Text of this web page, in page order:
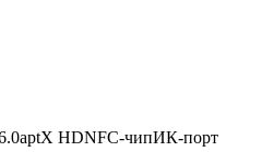
HDNFC-чипИК-порт